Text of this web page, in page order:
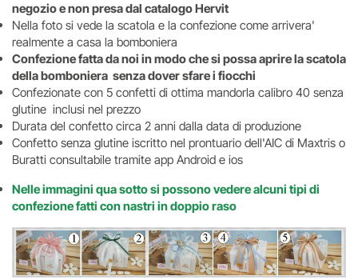
negozio e non presa dal catalogo Hervit
Nella foto si vede la scatola e la confezione come arrivera'
realmente a casa la bomboniera
Confezione fatta da noi in modo che si possa aprire la scatola
della bomboniera senza dover sfare i fiocchi
Confezionate con 5 confetti di ottima mandorla calibro 40 senza
glutine inclusi nel prezzo
Durata del confetto circa 2 anni dalla data di produzione
Confetto senza glutine iscritto nel prontuario dell'AIC di Maxtris o
Buratti consultabile tramite app Android e ios
Nelle immagini qua sotto si possono vedere alcuni tipi di
confezione fatti con nastri in doppio raso